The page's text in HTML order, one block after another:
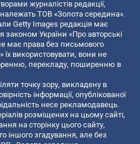
журналістів редакції,
ТОВ «Золота середина».
Getty Images редакція має
законом України «Про авторські
має права без письмового
використовувати, вони не
перекладу, поширенню в
точку зору, викладену в
інформації, опублікованої
несе рекламодавець.
розміщених на цьому сайті,
на сторінку цього сайту,
іншого згадування, але без